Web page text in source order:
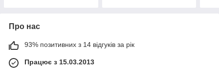
Про нас
93% позитивних з 14 відгуків за рік
Працює з 15.03.2013